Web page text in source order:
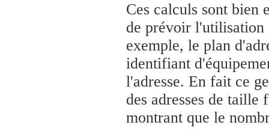
Ces calculs sont
de prévoir l'utilisation
exemple, le plan
identifiant
l'adresse. En fait ce
des adresses de
montrant que le